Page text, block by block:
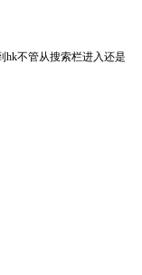
hk不管从搜索栏进入还是